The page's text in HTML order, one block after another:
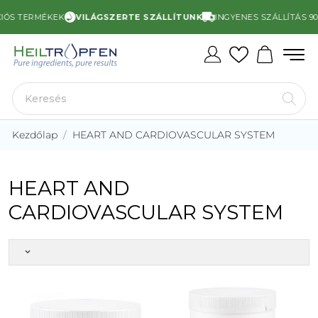
TERMÉKEK VILÁGSZERTE SZÁLLÍTUNK INGYENES SZÁLLÍTÁS 90
Kezdőlap HEART AND CARDIOVASCULAR SYSTEM
HEART AND
CARDIOVASCULAR SYSTEM
keyboard_arrow_down